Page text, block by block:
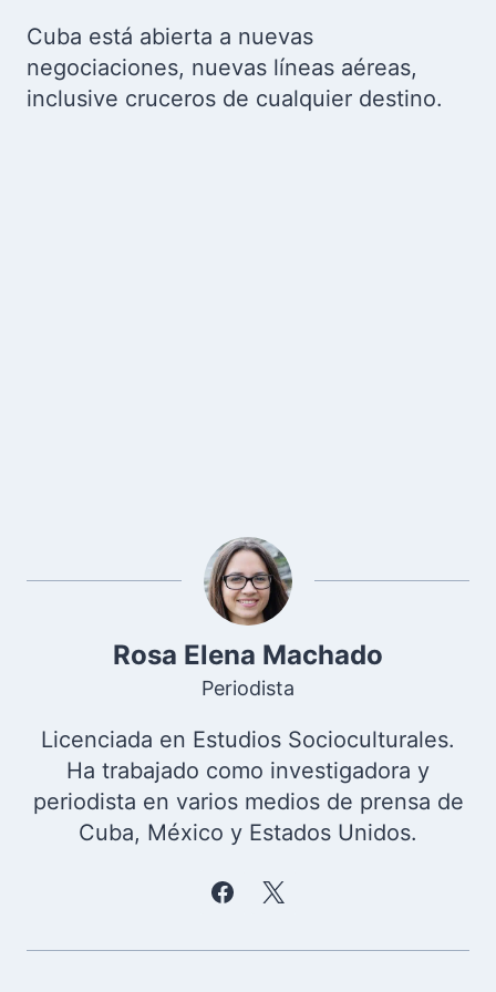
Cuba está abierta a nuevas
negociaciones, nuevas líneas aéreas,
inclusive cruceros de cualquier destino.
Rosa Elena Machado
Periodista
Licenciada en Estudios Socioculturales.
Ha trabajado como investigadora y
periodista en varios medios de prensa de
Cuba, México y Estados Unidos.